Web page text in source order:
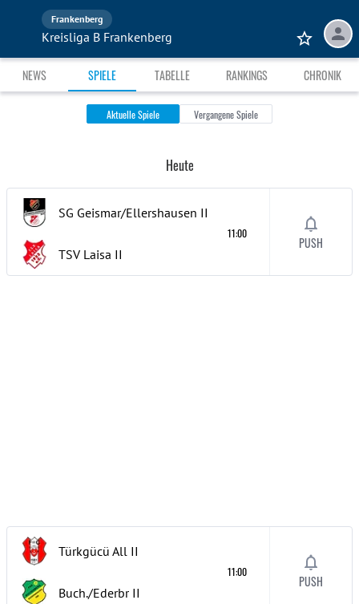
Frankenberg
Kreisliga B Frankenberg
NEWS SPIELE TABELLE RANKINGS CHRONIK
Aktuelle Spiele Vergangene Spiele
Heute
SG Geismar/Ellershausen II
TSV Laisa II
11:00
PUSH
Türkgücü All II
Buch./Ederbr II
11:00
PUSH